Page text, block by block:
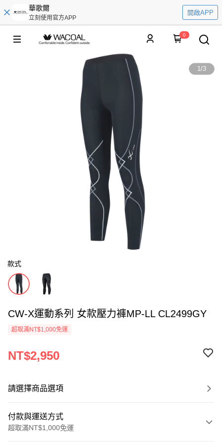
華歌爾
立刻使用官方APP
開啟APP
0
1/3
款式
CW-X運動系列 女款壓力褲MP-LL CL2499GY
超取滿NT$1,000免運
NT$2,950
請選擇商品選項
付款與運送方式
超取滿NT$1,000免運